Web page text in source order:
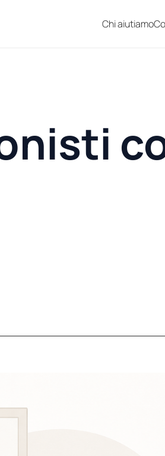
Chi aiutiamo